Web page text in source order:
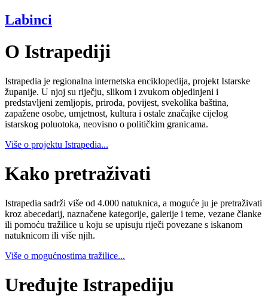
Labinci
O Istrapediji
Istrapedia je regionalna internetska enciklopedija, projekt Istarske
županije. U njoj su riječju, slikom i zvukom objedinjeni i
predstavljeni zemljopis, priroda, povijest, svekolika baština,
zapažene osobe, umjetnost, kultura i ostale značajke cijelog
istarskog poluotoka, neovisno o političkim granicama.
Više o projektu Istrapedia...
Kako pretraživati
Istrapedia sadrži više od 4.000 natuknica, a moguće ju je pretraživati
kroz abecedarij, naznačene kategorije, galerije i teme, vezane članke
ili pomoću tražilice u koju se upisuju riječi povezane s iskanom
natuknicom ili više njih.
Više o mogućnostima tražilice...
Uređujte Istrapediju